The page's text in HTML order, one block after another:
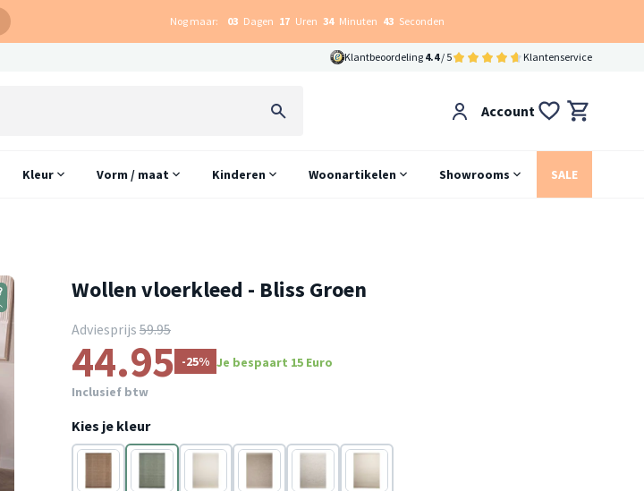
Nog maar: 03 Dagen 17 Uren 34 Minuten 42 Seconden
Klantbeoordeling 4.4/ 5 Klantenservice
Account
Kleur Vorm / maat Kinderen Woonartikelen Showrooms SALE
Wollen vloerkleed - Bliss Groen
Adviesprijs 59.95
44.95 -25% Je bespaart 15 Euro
Inclusief btw
Kies je kleur